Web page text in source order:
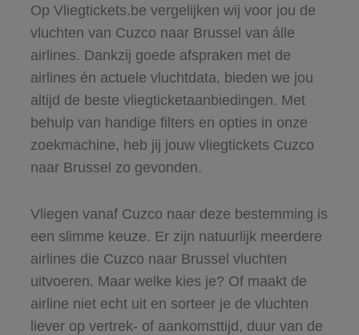
Op Vliegtickets.be vergelijken wij voor jou de
vluchten van Cuzco naar Brussel van álle
airlines. Dankzij goede afspraken met de
airlines én actuele vluchtdata, bieden we jou
altijd de beste vliegticketaanbiedingen. Met
behulp van handige filters en opties in onze
zoekmachine, heb jij jouw vliegtickets Cuzco
naar Brussel zo gevonden.
Vliegen vanaf Cuzco naar deze bestemming is
een slimme keuze. Er zijn natuurlijk meerdere
airlines die Cuzco naar Brussel vluchten
uitvoeren. Maar welke kies je? Of maakt de
airline niet echt uit en sorteer je de vluchten
liever op vertrek- of aankomsttijd, duur van de